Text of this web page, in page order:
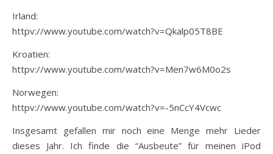
Irland:
httpv://www.youtube.com/watch?v=Qkalp05T8BE
Kroatien:
httpv://www.youtube.com/watch?v=Men7w6M0o2s
Norwegen:
httpv://www.youtube.com/watch?v=-5nCcY4Vcwc
Insgesamt gefallen mir noch eine Menge mehr Lieder
dieses Jahr. Ich finde die “Ausbeute” für meinen iPod